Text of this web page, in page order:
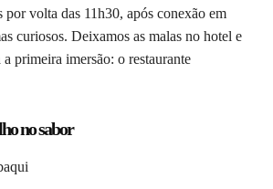
por volta das 11h30, após conexão em
curiosos. Deixamos as malas no hotel e
primeira imersão: o restaurante
no sabor